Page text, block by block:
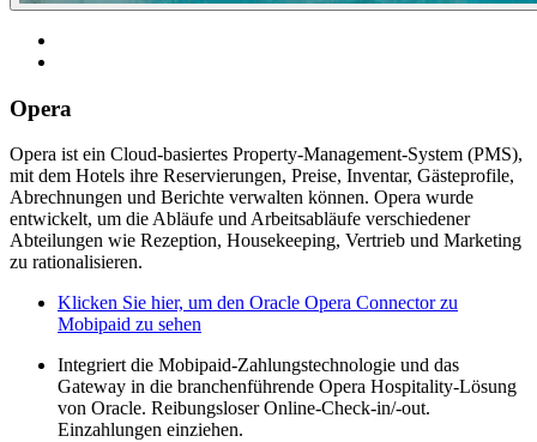
Opera
Opera ist ein Cloud-basiertes Property-Management-System (PMS),
mit dem Hotels ihre Reservierungen, Preise, Inventar, Gästeprofile,
Abrechnungen und Berichte verwalten können. Opera wurde
entwickelt, um die Abläufe und Arbeitsabläufe verschiedener
Abteilungen wie Rezeption, Housekeeping, Vertrieb und Marketing
zu rationalisieren.
Klicken Sie hier, um den Oracle Opera Connector zu
Mobipaid zu sehen
Integriert die Mobipaid-Zahlungstechnologie und das
Gateway in die branchenführende Opera Hospitality-Lösung
von Oracle. Reibungsloser Online-Check-in/-out.
Einzahlungen einziehen.